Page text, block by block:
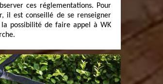
ces réglementations. Pour
il est conseillé de se renseigner
possibilité de faire appel à WK